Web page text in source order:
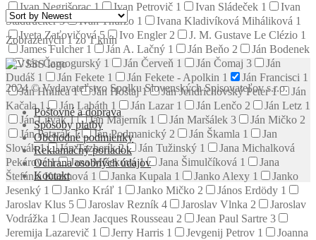
Ivan Negrišorac1 Ivan Petrovič 1 Ivan Sládeček 1
Ivan
Stadtrucker3 Ivan Thurzo 1 Ivana Kladivíková Miháliková 1
Iveta Zaťovičová5 Ivo Engler 2 J. M. Gustave Le Clézio 1
James Fulcher 1 Ján A. Lačný 1 Ján Beňo 2
Ján Bodenek
1
Ján Čarnogurský 1 Ján Červeň 1 Ján Čomaj 3
Ján
Dudáš 1 Ján Fekete 1 Ján Fekete - Apolkin 1 Ján Francisci 1
Ján Hnilica1 Ján Hoštaj1 Ján Jendrichovský Peter1
Ján
Kačala1 Ján Labáth 1 Ján Lazar 1 Ján Lenčo 2 Ján Letz 1
Ján Litvák1 Ján Majerník 1 Ján Maršálek 3 Ján Mičko 2
Ján Patarák1 Ján Podmanický 2 Ján Škamla 1
Jan
Slovák1 Ján Tazberík2 Ján Tužinský 1
Jana Michalková
Pekárová1 Jana Mišeková1 Jana Šimulčíková 1
Jana
Štefánia Kuzmová 1 Janka Kupala 1 Janko Alexy 1
Janko
Jesenký 1 Janko Kráľ 1 Janko Mičko 2 János Erdödy 1
Jaroslav Klus 5 Jaroslav Rezník 4 Jaroslav Vlnka 2
Jaroslav
Vodrážka 1 Jean Jacques Rousseau 2 Jean Paul Sartre 3
Jeremija Lazarevič 1 Jerry Harris 1 Jevgenij Petrov 1
Joanna
Zobrazených 1 zo 1 kníh
2024 © Vydavateľstvo Spolku Slovenských Spisovateľov s.r.o.
Poštovné a doprava
Spôsoby platby
Obchodné podmienky
Reklamačný poriadok
Ochrana osobných údajov
Kontakt